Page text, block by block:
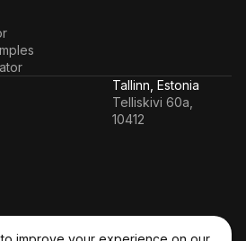
Tallinn, Estonia
Telliskivi 60a,
10412